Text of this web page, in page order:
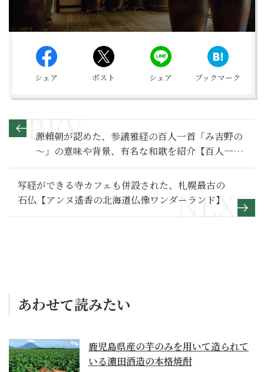
シェア ポスト シェア ブックマーク
源頼朝が認めた、参議雅経の百人一首「み吉野の
～」の意味や背景、有名な和歌を紹介【百人一首
入門】
写経ができる寺カフェも併設された、札幌最古の
石仏【アンヌ遙香の北海道仏像ワンダーランド】
あわせて読みたい
鹿児島県産の芋のみを用いて造られて
いる濵田酒造の本格焼酎